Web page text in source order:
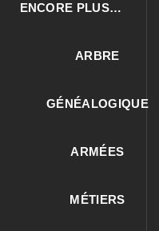
ENCORE PLUS…
ARBRE
GÉNÉALOGIQUE
ARMÉES
MÉTIERS